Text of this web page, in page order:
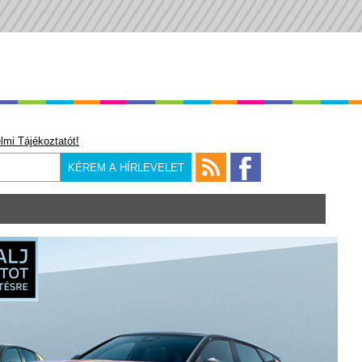
Tájékoztatót!